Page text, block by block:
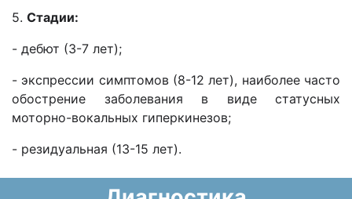
5. Стадии:
- дебют (3-7 лет);
- экспрессии симптомов (8-12 лет), наиболее часто
обострение заболевания в виде статусных
моторно-вокальных гиперкинезов;
- резидуальная (13-15 лет).